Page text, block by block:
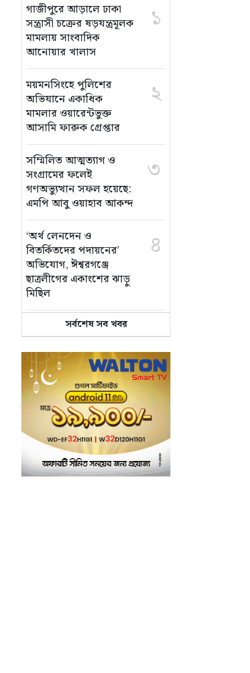
গাজীপুরে আড়ালে ঢাকা
সন্ত্রাসী চক্রের ষড়যন্ত্রমূলক
মামলায় সাংবাদিক
আনোয়ার খালাস
১
ময়মনসিংহে পুলিশের
অভিযানে একাধিক
মামলার ওয়ারেন্টভুক্ত
আসামি ফারুক গ্রেপ্তার
২
সম্মিলিত আত্মত্যাগ ও
সংগ্রামের ফলেই
গণঅভ্যুত্থান সফল হয়েছে:
এমপি আবু ওয়াহাব আকন্দ
৩
‘অর্থ লেনদেন ও
বিতর্কিতদের পদায়নের’
অভিযোগ, ঈশ্বরগঞ্জে
ছাত্রলীগের একাংশের ঝাড়ু
মিছিল
৪
মানসম্মত শিক্ষা নিশ্চিতে
শ্যামপুরে তৎপর শিক্ষা
অফিসার শাপলা খানম
৫
তাৎক্ষণিক খাদ্য পরীক্ষা
নিশ্চিত করবে ভ্রাম্যমাণ
পরীক্ষাগার: এস এম হুমায়ূন
কবির
৬
বাকৃবিতে মুখোমুখি দুই
আবাসিক হল, ভাঙচুরের
৭
সর্বশেষ সব খবর